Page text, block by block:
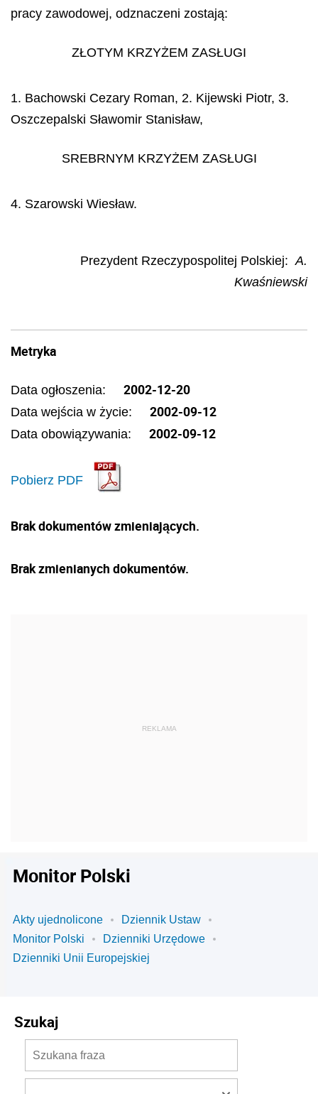
pracy zawodowej, odznaczeni zostają:
ZŁOTYM KRZYŻEM ZASŁUGI
1. Bachowski Cezary Roman, 2. Kijewski Piotr, 3.
Oszczepalski Sławomir Stanisław,
SREBRNYM KRZYŻEM ZASŁUGI
4. Szarowski Wiesław.
Prezydent Rzeczypospolitej Polskiej: A.
Kwaśniewski
Metryka
Data ogłoszenia: 2002-12-20
Data wejścia w życie: 2002-09-12
Data obowiązywania: 2002-09-12
Pobierz PDF
Brak dokumentów zmieniających.
Brak zmienianych dokumentów.
Monitor Polski
Akty ujednolicone
Dziennik Ustaw
Monitor Polski
Dzienniki Urzędowe
Dzienniki Unii Europejskiej
Szukaj